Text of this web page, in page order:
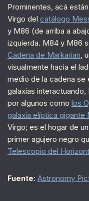
Prominentes, acá
Virgo del catálogo
y M86 (de arriba a
izquierda. M84 y M86
Cadena de Markarian,
visualmente hacia el
medio de la cadena se
galaxias
por algunos como los
galaxia elíptica gigante
Virgo; es el hogar de
primer agujero negro
Telescopio del
Fuente: Astronomy